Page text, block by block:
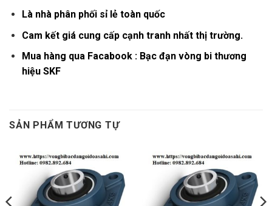
Là nhà phân phối sỉ lẻ toàn quốc
Cam kết giá cung cấp cạnh tranh nhất thị trường.
Mua hàng qua Facabook : Bạc đạn vòng bi thương
hiệu SKF
SẢN PHẨM TƯƠNG TỰ